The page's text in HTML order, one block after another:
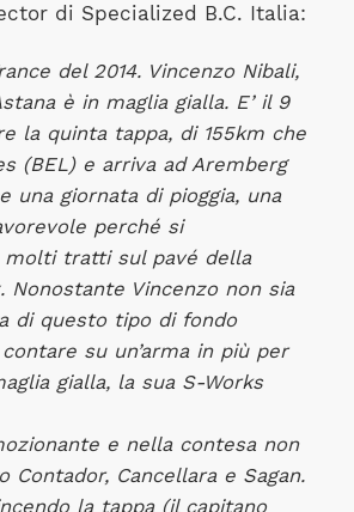
di Specialized B.C. Italia:
del 2014. Vincenzo Nibali,
è in maglia gialla. E’ il 9
la quinta tappa, di 155km che
(BEL) e arriva ad Aremberg
una giornata di pioggia, una
perché si
tratti sul pavé della
Nonostante Vincenzo non sia
di questo tipo di fondo
su un’arma in più per
gialla, la sua S-Works
e nella contesa non
Contador, Cancellara e Sagan.
la tappa (il capitano